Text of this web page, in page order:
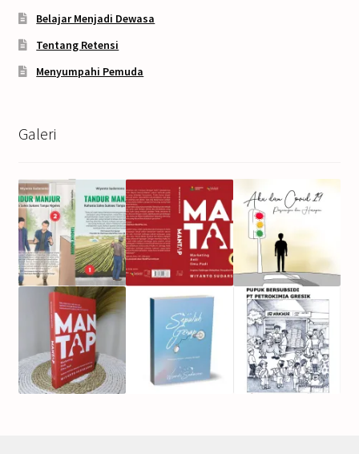
Belajar Menjadi Dewasa
Tentang Retensi
Menyumpahi Pemuda
Galeri